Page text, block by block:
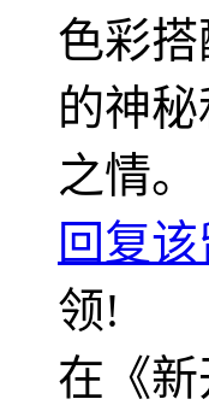
色彩
的神
之情。
回复
领!
在《